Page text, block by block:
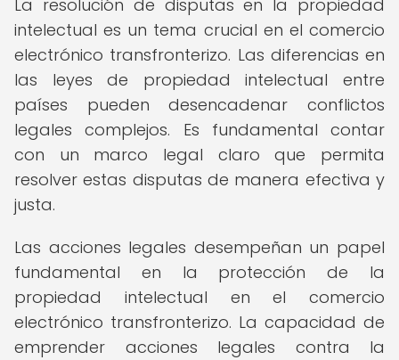
La resolución de disputas en la propiedad
intelectual es un tema crucial en el comercio
electrónico transfronterizo. Las diferencias en
las leyes de propiedad intelectual entre
países pueden desencadenar conflictos
legales complejos. Es fundamental contar
con un marco legal claro que permita
resolver estas disputas de manera efectiva y
justa.
Las acciones legales desempeñan un papel
fundamental en la protección de la
propiedad intelectual en el comercio
electrónico transfronterizo. La capacidad de
emprender acciones legales contra la